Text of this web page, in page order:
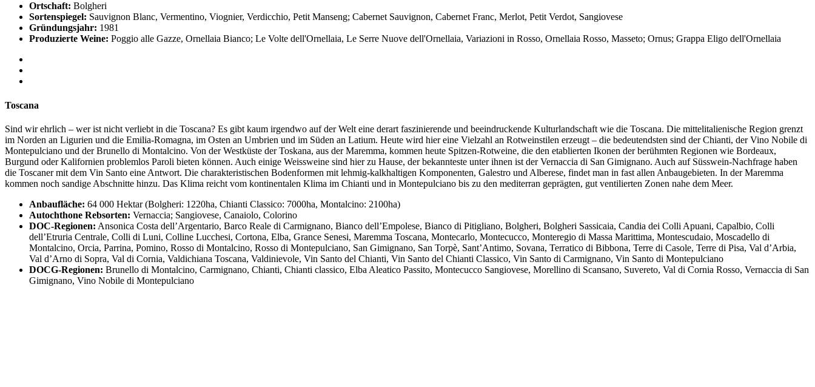
Ortschaft: Bolgheri
Sortenspiegel: Sauvignon Blanc, Vermentino, Viognier, Verdicchio, Petit Manseng; Cabernet Sauvignon, Cabernet Franc, Merlot, Petit Verdot, Sangiovese
Gründungsjahr: 1981
Produzierte Weine: Poggio alle Gazze, Ornellaia Bianco; Le Volte dell'Ornellaia, Le Serre Nuove dell'Ornellaia, Variazioni in Rosso, Ornellaia Rosso, Masseto; Ornus; Grappa Eligo dell'Ornellaia
Toscana
Sind wir ehrlich – wer ist nicht verliebt in die Toscana? Es gibt kaum irgendwo auf der Welt eine derart faszinierende und beeindruckende Kulturlandschaft wie die Toscana. Die mittelitalienische Region grenzt
im Norden an Ligurien und die Emilia-Romagna, im Osten an Umbrien und im Süden an Latium. Heute wird hier eine Vielzahl an Rotweinstilen erzeugt – die bedeutendsten sind der Chianti, der Vino Nobile di
Montepulciano und der Brunello di Montalcino. Von der Westküste der Toskana, aus der Maremma, kommen heute Spitzen-Rotweine, die den etablierten Ikonen der berühmten Regionen wie Bordeaux,
Burgund oder Kalifornien problemlos Paroli bieten können. Auch einige Weissweine sind hier zu Hause, der bekannteste unter ihnen ist der Vernaccia di San Gimignano. Auch auf Süsswein-Nachfrage haben
die Toscaner mit dem Vin Santo eine Antwort. Die charakteristischen Bodenformen mit lehmig-kalkhaltigen Komponenten, Galestro und Alberese, findet man in fast allen Anbaugebieten. In der Maremma
kommen noch sandige Abschnitte hinzu. Das Klima reicht vom kontinentalen Klima im Chianti und in Montepulciano bis zu den mediterran geprägten, gut ventilierten Zonen nahe dem Meer.
Anbaufläche: 64 000 Hektar (Bolgheri: 1220ha, Chianti Classico: 7000ha, Montalcino: 2100ha)
Autochthone Rebsorten: Vernaccia; Sangiovese, Canaiolo, Colorino
DOC-Regionen: Ansonica Costa dell’Argentario, Barco Reale di Carmignano, Bianco dell’Empolese, Bianco di Pitigliano, Bolgheri, Bolgheri Sassicaia, Candia dei Colli Apuani, Capalbio, Colli
dell’Etruria Centrale, Colli di Luni, Colline Lucchesi, Cortona, Elba, Grance Senesi, Maremma Toscana, Montecarlo, Montecucco, Monteregio di Massa Marittima, Montescudaio, Moscadello di
Montalcino, Orcia, Parrina, Pomino, Rosso di Montalcino, Rosso di Montepulciano, San Gimignano, San Torpè, Sant’Antimo, Sovana, Terratico di Bibbona, Terre di Casole, Terre di Pisa, Val d’Arbia,
Val d’Arno di Sopra, Val di Cornia, Valdichiana Toscana, Valdinievole, Vin Santo del Chianti, Vin Santo del Chianti Classico, Vin Santo di Carmignano, Vin Santo di Montepulciano
DOCG-Regionen: Brunello di Montalcino, Carmignano, Chianti, Chianti classico, Elba Aleatico Passito, Montecucco Sangiovese, Morellino di Scansano, Suvereto, Val di Cornia Rosso, Vernaccia di San
Gimignano, Vino Nobile di Montepulciano